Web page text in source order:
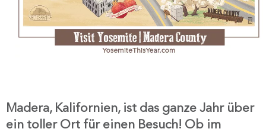
Madera, Kalifornien, ist das ganze Jahr über
ein toller Ort für einen Besuch! Ob im